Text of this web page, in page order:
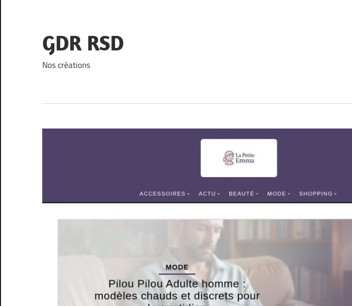
content
GDR RSD
Nos créations